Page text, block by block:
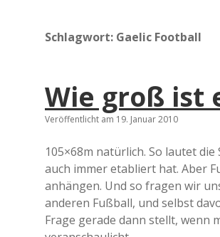
Schlagwort: Gaelic Football
Wie groß ist
Veröffentlicht am 19. Januar 2010
105×68m natürlich. So lautet
auch immer etabliert hat. Aber
anhängen. Und so fragen wir
anderen Fußball, und selbst
Frage gerade dann stellt, wenn